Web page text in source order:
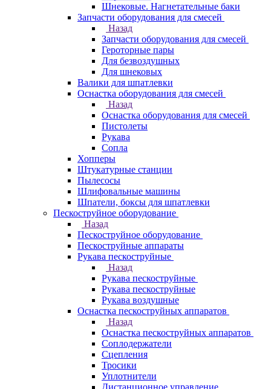
Шнековые. Нагнетательные баки
Запчасти оборудования для смесей
Назад
Запчасти оборудования для смесей
Героторные пары
Для безвоздушных
Для шнековых
Валики для шпатлевки
Оснастка оборудования для смесей
Назад
Оснастка оборудования для смесей
Пистолеты
Рукава
Сопла
Хопперы
Штукатурные станции
Пылесосы
Шлифовальные машины
Шпатели, боксы для шпатлевки
Пескоструйное оборудование
Назад
Пескоструйное оборудование
Пескоструйные аппараты
Рукава пескоструйные
Назад
Рукава пескоструйные
Рукава пескоструйные
Рукава воздушные
Оснастка пескоструйных аппаратов
Назад
Оснастка пескоструйных аппаратов
Соплодержатели
Сцепления
Тросики
Уплотнители
Дистанционное управление